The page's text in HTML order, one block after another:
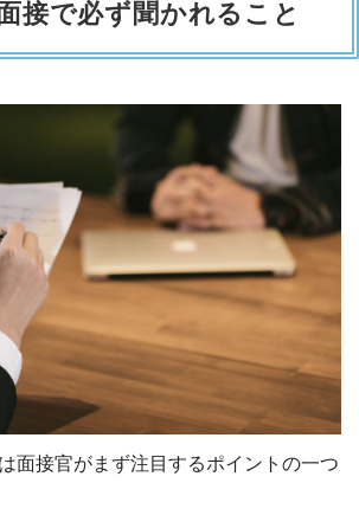
接で必ず聞かれること
面接官がまず注目するポイントの一つ